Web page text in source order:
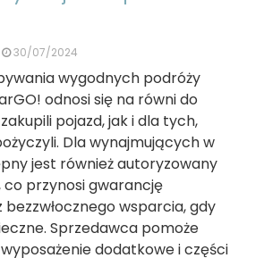
30/07/2024
wygodnych podróży
odnosi się na równi do
pojazd, jak i dla tych,
Dla wynajmujących w
jest również autoryzowany
co przynosi gwarancję
wsparcia, gdy
Sprzedawca pomoże
dodatkowe i części